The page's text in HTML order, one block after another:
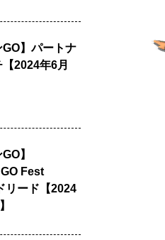
GO】パートナ
2024年6月
】
Fest
リード【2024